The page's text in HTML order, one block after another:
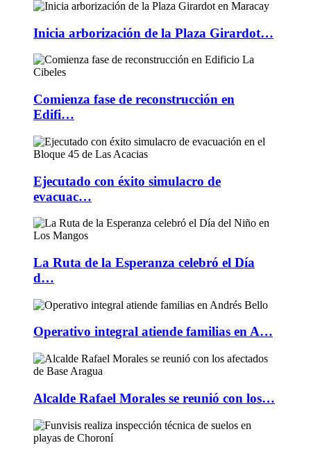
Inicia arborización de la Plaza Girardot…
Comienza fase de reconstrucción en
Edifi…
Ejecutado con éxito simulacro de
evacuac…
La Ruta de la Esperanza celebró el Día
d…
Operativo integral atiende familias en A…
Alcalde Rafael Morales se reunió con los…